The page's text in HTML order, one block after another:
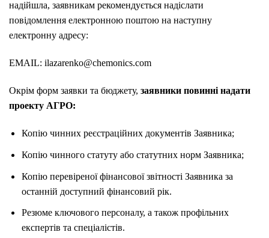
надійшла, заявникам рекомендується надіслати
повідомлення електронною поштою на наступну
електронну адресу:
EMAIL: ilazarenko@chemonics.com
Окрім форм заявки та бюджету, заявники повинні надати
проекту АГРО:
Копію чинних реєстраційних документів Заявника;
Копію чинного статуту або статутних норм Заявника;
Копію перевіреної фінансової звітності Заявника за
останній доступний фінансовий рік.
Резюме ключового персоналу, а також профільних
експертів та спеціалістів.